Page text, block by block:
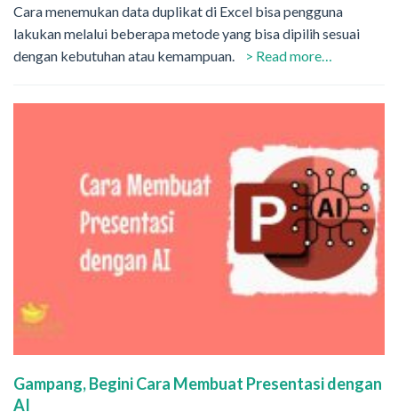
Cara menemukan data duplikat di Excel bisa pengguna
lakukan melalui beberapa metode yang bisa dipilih sesuai
dengan kebutuhan atau kemampuan.
> Read more…
Gampang, Begini Cara Membuat Presentasi dengan
AI